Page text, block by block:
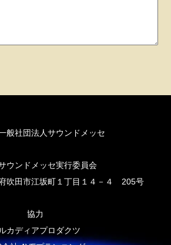
般社団法人サウンドメッセ
ウンドメッセ実行委員会
吹田市江坂町１丁目１４－４ 205号
協力
カディアプロダクツ